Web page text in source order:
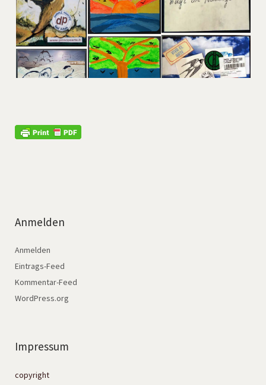
Anmelden
Anmelden
Eintrags-Feed
Kommentar-Feed
WordPress.org
Impressum
copyright